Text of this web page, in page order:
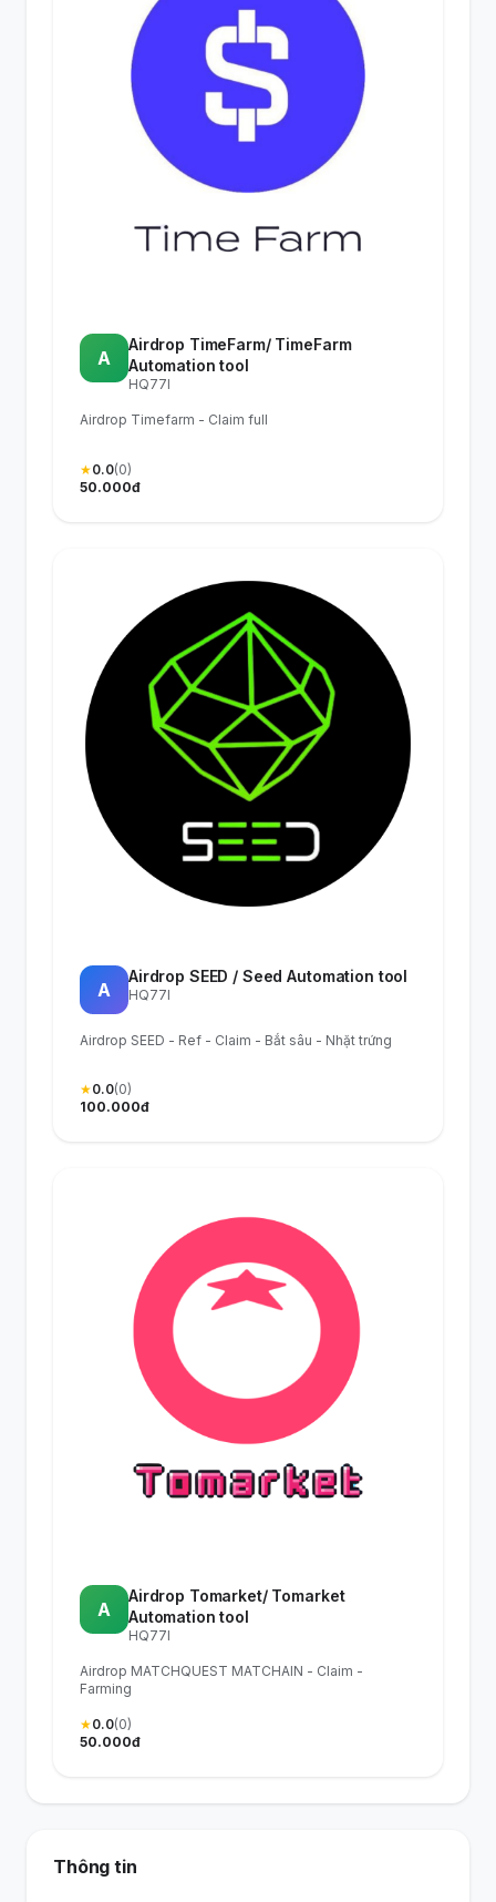
A
Airdrop TimeFarm/ TimeFarm
Automation tool
HQ77I
Airdrop Timefarm - Claim full
★0.0(0)
50.000đ
A
Airdrop SEED / Seed Automation tool
HQ77I
Airdrop SEED - Ref - Claim - Bắt sâu - Nhặt trứng
★0.0(0)
100.000đ
A
Airdrop Tomarket/ Tomarket
Automation tool
HQ77I
Airdrop MATCHQUEST MATCHAIN - Claim -
Farming
★0.0(0)
50.000đ
Thông tin